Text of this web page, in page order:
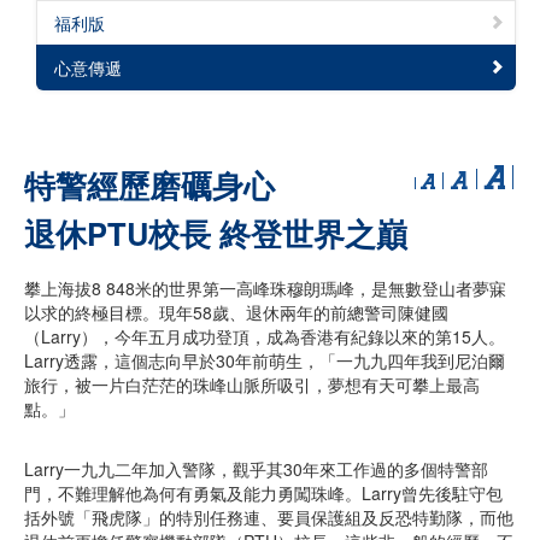
福利版
心意傳遞
特警經歷磨礪身心
退休PTU校長 終登世界之巔
攀上海拔8 848米的世界第一高峰珠穆朗瑪峰，是無數登山者夢寐
以求的終極目標。現年58歲、退休兩年的前總警司陳健國
（Larry），今年五月成功登頂，成為香港有紀錄以來的第15人。
Larry透露，這個志向早於30年前萌生，「一九九四年我到尼泊爾
旅行，被一片白茫茫的珠峰山脈所吸引，夢想有天可攀上最高
點。」
Larry一九九二年加入警隊，觀乎其30年來工作過的多個特警部
門，不難理解他為何有勇氣及能力勇闖珠峰。Larry曾先後駐守包
括外號「飛虎隊」的特別任務連、要員保護組及反恐特勤隊，而他